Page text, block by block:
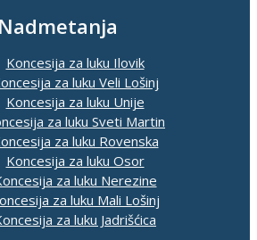
Nadmetanja
Koncesija za luku Ilovik
za luku Veli Lošinj
Koncesija za luku Unije
za luku Sveti Martin
za luku Rovenska
Koncesija za luku Osor
za luku Nerezine
za luku Mali Lošinj
za luku Jadrišćica